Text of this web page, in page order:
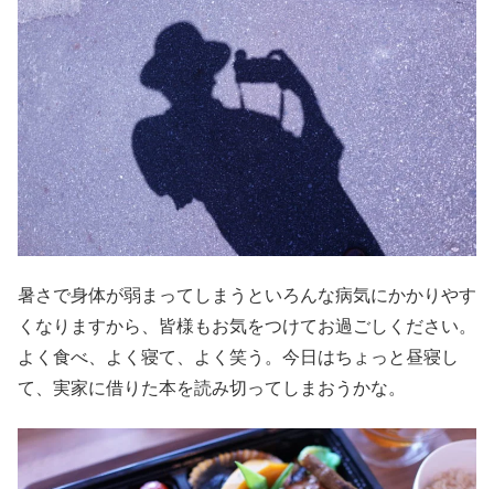
暑さで身体が弱まってしまうといろんな病気にかかりやす
くなりますから、皆様もお気をつけてお過ごしください。
よく食べ、よく寝て、よく笑う。今日はちょっと昼寝し
て、実家に借りた本を読み切ってしまおうかな。